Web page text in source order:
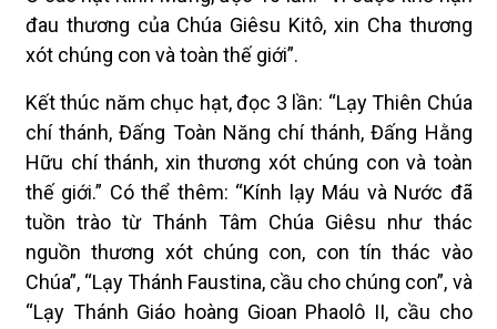
đau thương của Chúa Giêsu Kitô, xin Cha thương
xót chúng con và toàn thế giới”.
Kết thúc năm chục hạt, đọc 3 lần: “Lạy Thiên Chúa
chí thánh, Đấng Toàn Năng chí thánh, Đấng Hằng
Hữu chí thánh, xin thương xót chúng con và toàn
thế giới.” Có thể thêm: “Kính lạy Máu và Nước đã
tuồn trào từ Thánh Tâm Chúa Giêsu như thác
nguồn thương xót chúng con, con tín thác vào
Chúa”, “Lạy Thánh Faustina, cầu cho chúng con”, và
“Lạy Thánh Giáo hoàng Gioan Phaolô II, cầu cho